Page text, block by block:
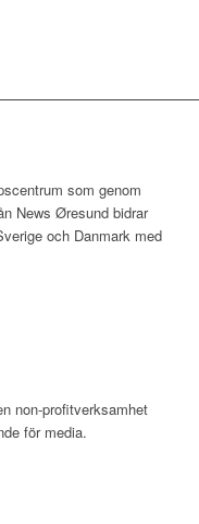
som genom
News Øresund bidrar
och Danmark med
non-profitverksamhet
för media.